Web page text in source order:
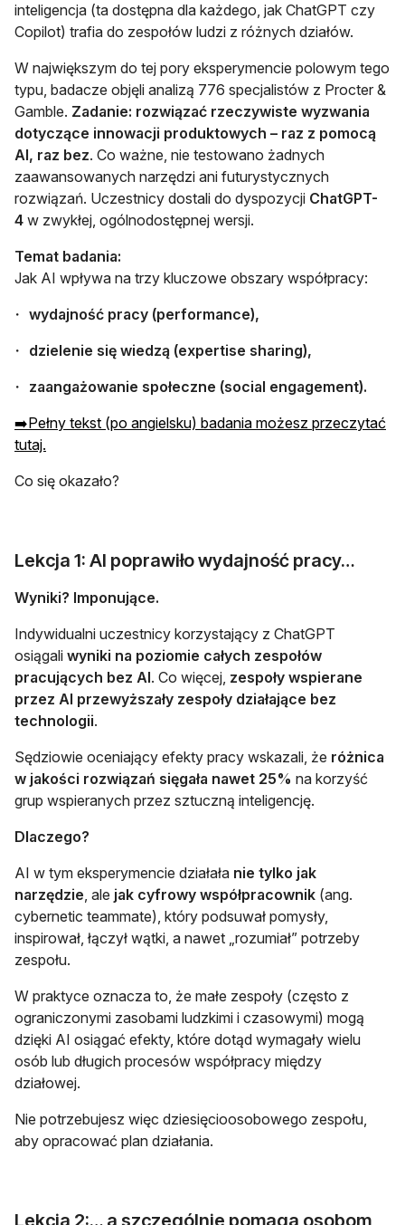
inteligencja (ta dostępna dla każdego, jak ChatGPT czy
Copilot) trafia do zespołów ludzi z różnych działów.
W największym do tej pory eksperymencie polowym tego
typu, badacze objęli analizą 776 specjalistów z Procter &
Gamble. Zadanie: rozwiązać rzeczywiste wyzwania
dotyczące innowacji produktowych – raz z pomocą
AI, raz bez. Co ważne, nie testowano żadnych
zaawansowanych narzędzi ani futurystycznych
rozwiązań. Uczestnicy dostali do dyspozycji ChatGPT-
4 w zwykłej, ogólnodostępnej wersji.
Temat badania:
Jak AI wpływa na trzy kluczowe obszary współpracy:
wydajność pracy (performance),
dzielenie się wiedzą (expertise sharing),
zaangażowanie społeczne (social engagement).
➡️Pełny tekst (po angielsku) badania możesz przeczytać
tutaj.
Co się okazało?
Lekcja 1: AI poprawiło wydajność pracy…
Wyniki? Imponujące.
Indywidualni uczestnicy korzystający z ChatGPT
osiągali wyniki na poziomie całych zespołów
pracujących bez AI. Co więcej, zespoły wspierane
przez AI przewyższały zespoły działające bez
technologii.
Sędziowie oceniający efekty pracy wskazali, że różnica
w jakości rozwiązań sięgała nawet 25% na korzyść
grup wspieranych przez sztuczną inteligencję.
Dlaczego?
AI w tym eksperymencie działała nie tylko jak
narzędzie, ale jak cyfrowy współpracownik (ang.
cybernetic teammate), który podsuwał pomysły,
inspirował, łączył wątki, a nawet „rozumiał” potrzeby
zespołu.
W praktyce oznacza to, że małe zespoły (często z
ograniczonymi zasobami ludzkimi i czasowymi) mogą
dzięki AI osiągać efekty, które dotąd wymagały wielu
osób lub długich procesów współpracy między
działowej.
Nie potrzebujesz więc dziesięcioosobowego zespołu,
aby opracować plan działania.
Lekcja 2:… a szczególnie pomaga osobom